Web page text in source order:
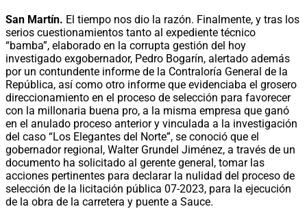
San Martín. El tiempo nos dio la razón. Finalmente, y tras los
serios cuestionamientos tanto al expediente técnico
“bamba”, elaborado en la corrupta gestión del hoy
investigado exgobernador, Pedro Bogarín, alertado además
por un contundente informe de la Contraloría General de la
República, así como otro informe que evidenciaba el grosero
direccionamiento en el proceso de selección para favorecer
con la millonaria buena pro, a la misma empresa que ganó
en el anulado proceso anterior y vinculada a la investigación
del caso “Los Elegantes del Norte”, se conoció que el
gobernador regional, Walter Grundel Jiménez, a través de un
documento ha solicitado al gerente general, tomar las
acciones pertinentes para declarar la nulidad del proceso de
selección de la licitación pública 07-2023, para la ejecución
de la obra de la carretera y puente a Sauce.